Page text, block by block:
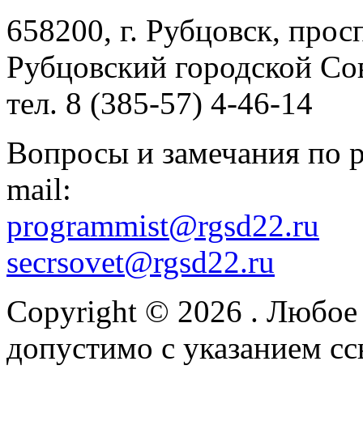
658200, г. Рубцовск,
Рубцовский городской
тел. 8 (385-57) 4-46-14
Вопросы и замечания по
mail:
programmist@rgsd22.ru
secrsovet@rgsd22.ru
Copyright © 2026 . Любое
допустимо с указанием